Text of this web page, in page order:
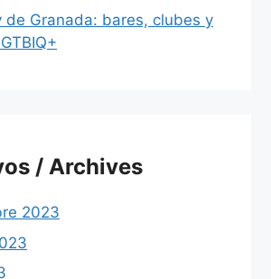
de Granada: bares, clubes y
/ Archives
2023